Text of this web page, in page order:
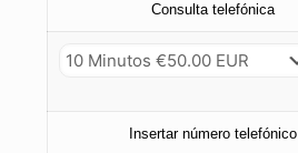
Consulta telefónica
Insertar número telefónico